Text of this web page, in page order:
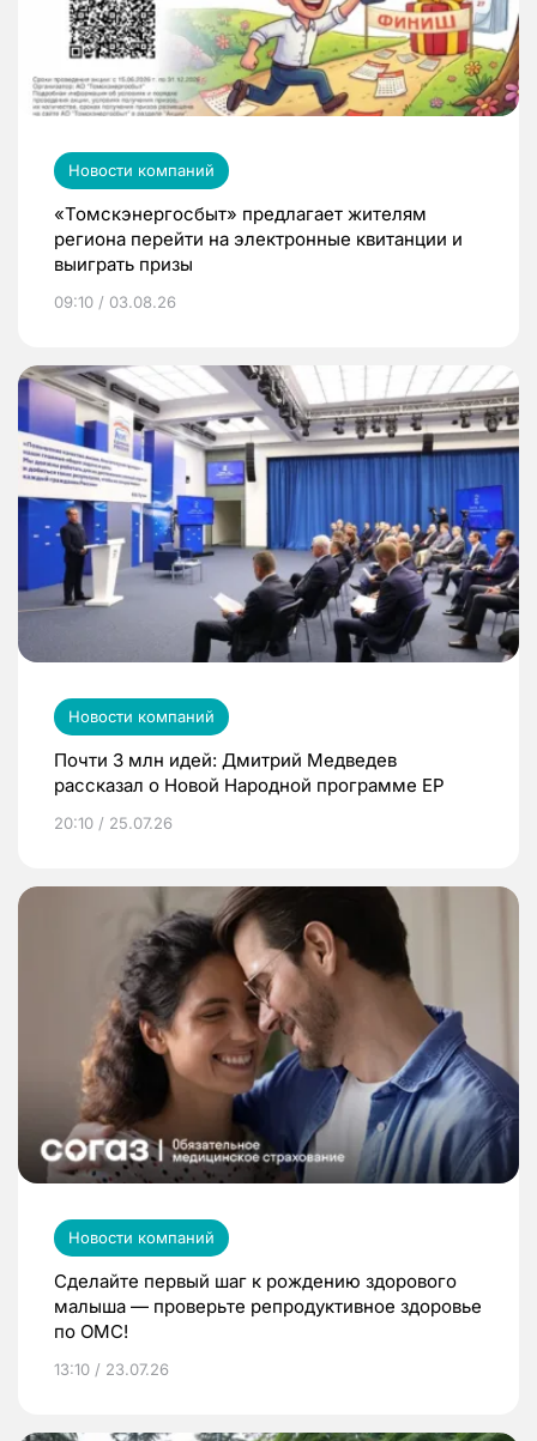
Новости компаний
«Томскэнергосбыт» предлагает жителям
региона перейти на электронные квитанции и
выиграть призы
09:10 / 03.08.26
Новости компаний
Почти 3 млн идей: Дмитрий Медведев
рассказал о Новой Народной программе ЕР
20:10 / 25.07.26
Новости компаний
Сделайте первый шаг к рождению здорового
малыша — проверьте репродуктивное здоровье
по ОМС!
13:10 / 23.07.26